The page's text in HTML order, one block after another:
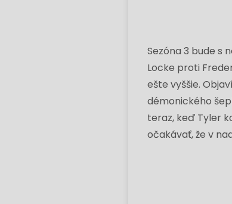
Sezóna 3 bude s
Locke proti
ešte vyššie.
démonického
teraz, keď Tyler
očakávať, že v